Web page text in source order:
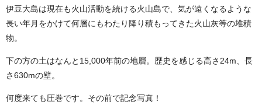
伊豆大島は現在も火山活動を続ける火山島で、気が遠くなるような
長い年月をかけて何層にもわたり降り積もってきた火山灰等の堆積
物。
下の方の土はなんと15,000年前の地層。歴史を感じる高さ24m、長
さ630mの壁。
何度来ても圧巻です。その前で記念写真！